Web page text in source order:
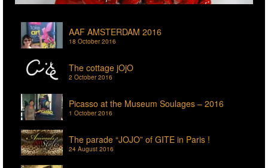
AAF AMSTERDAM 2016
18 October 2016
The cottage jOjO
2 October 2016
Picasso at the Museum Soulages – 2016
1 October 2016
The parade “JOJO” of GITE in Paris !
24 August 2016